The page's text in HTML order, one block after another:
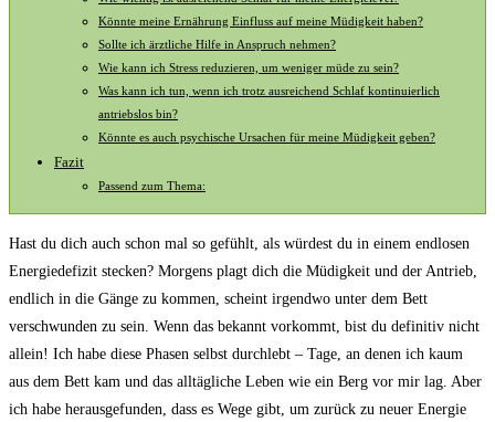
Könnte meine Ernährung Einfluss auf meine Müdigkeit haben?
Sollte ich ärztliche Hilfe in Anspruch nehmen?
Wie kann ich Stress reduzieren, um weniger müde zu sein?
Was kann ich tun, wenn ich trotz ausreichend Schlaf kontinuierlich
antriebslos bin?
Könnte es auch psychische Ursachen für meine Müdigkeit geben?
Fazit
Passend zum Thema:
Hast du dich auch schon mal so gefühlt, als würdest du in einem endlosen
Energiedefizit stecken? Morgens plagt dich die Müdigkeit und der Antrieb,
endlich in die Gänge zu kommen, scheint irgendwo unter dem Bett
verschwunden zu sein. Wenn das bekannt vorkommt, bist du definitiv nicht
allein! Ich habe diese Phasen selbst durchlebt – Tage, an denen ich kaum
aus dem Bett kam und das alltägliche Leben wie ein Berg vor mir lag. Aber
ich habe herausgefunden, dass es Wege gibt, um zurück zu neuer Energie